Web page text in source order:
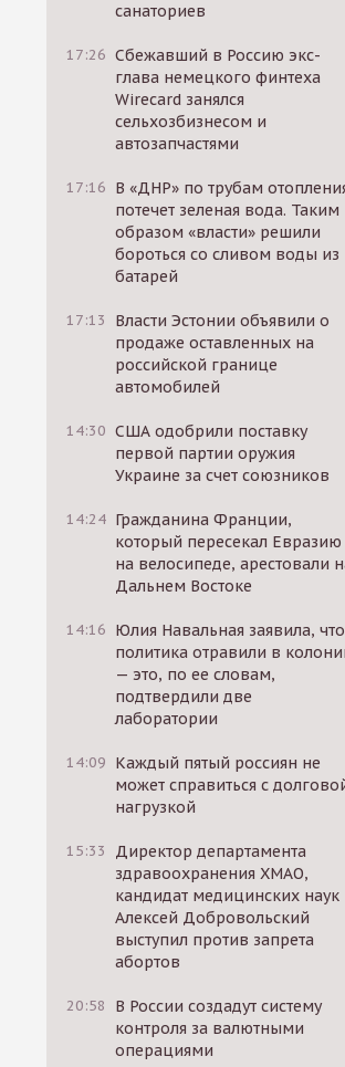
санаториев
17:26 Сбежавший в Россию экс-
глава немецкого финтеха
Wirecard занялся
сельхозбизнесом и
автозапчастями
17:16 В «ДНР» по трубам
потечет зеленая вода. Таким
образом «власти» решили
бороться со сливом воды из
батарей
17:13
Власти Эстонии объявили о
продаже оставленных на
российской границе
автомобилей
14:30 США одобрили поставку
первой партии оружия
Украине за счет союзников
14:24 Гражданина Франции,
который пересекал Евразию
на велосипеде, арестовали
Дальнем Востоке
14:16 Юлия Навальная заявила, что
политика отравили в
— это, по ее словам,
подтвердили две
лаборатории
14:09 Каждый пятый россиян не
может справиться с
нагрузкой
15:33
Директор департамента
здравоохранения ХМАО,
кандидат медицинских наук
Алексей Добровольский
выступил против запрета
абортов
20:58
В России создадут систему
контроля за валютными
операциями